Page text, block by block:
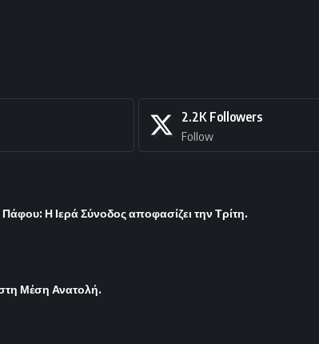
2.2K Followers
Follow
Η Ιερά Σύνοδος αποφασίζει την Τρίτη.
Μέση Ανατολή.